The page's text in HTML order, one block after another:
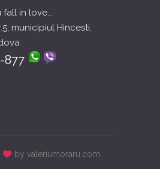
in love...
municipiul Hincesti,
877
by valeriumoraru.com